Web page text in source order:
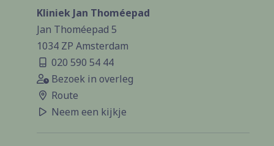
Kliniek Jan Thoméepad
Jan Thoméepad 5
1034 ZP Amsterdam
020 590 54 44
Bezoek in overleg
Route
Neem een kijkje